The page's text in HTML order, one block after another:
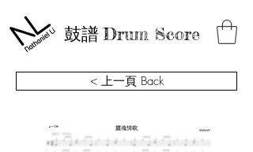
鼓譜Drum Score
< 上一頁 Back